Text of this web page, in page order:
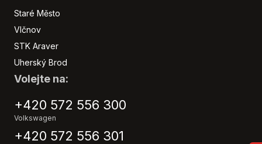
Staré Město
Vlčnov
STK Araver
Uherský Brod
Volejte na:
+420 572 556 300
Volkswagen
+420 572 556 301